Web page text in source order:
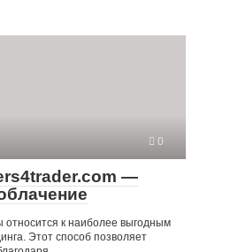
0
—
к наиболее выгодным
Этот способ позволяет